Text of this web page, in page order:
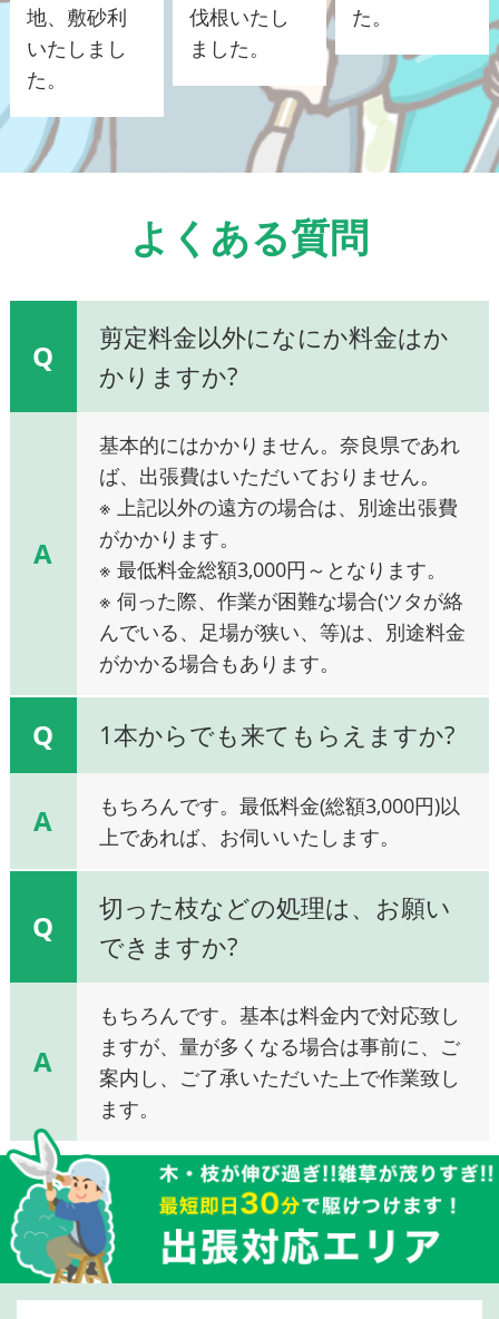
地、敷砂利
いたしまし
た。
伐根いたし
ました。
た。
よくある質問
Q
剪定料金以外になにか料金はか
かりますか?
A
基本的にはかかりません。奈良県であれ
ば、出張費はいただいておりません。
※ 上記以外の遠方の場合は、別途出張費
がかかります。
※ 最低料金総額3,000円～となります。
※ 伺った際、作業が困難な場合(ツタが絡
んでいる、足場が狭い、等)は、別途料金
がかかる場合もあります。
Q 1本からでも来てもらえますか?
A
もちろんです。最低料金(総額3,000円)以
上であれば、お伺いいたします。
Q
切った枝などの処理は、お願い
できますか?
A
もちろんです。基本は料金内で対応致し
ますが、量が多くなる場合は事前に、ご
案内し、ご了承いただいた上で作業致し
ます。